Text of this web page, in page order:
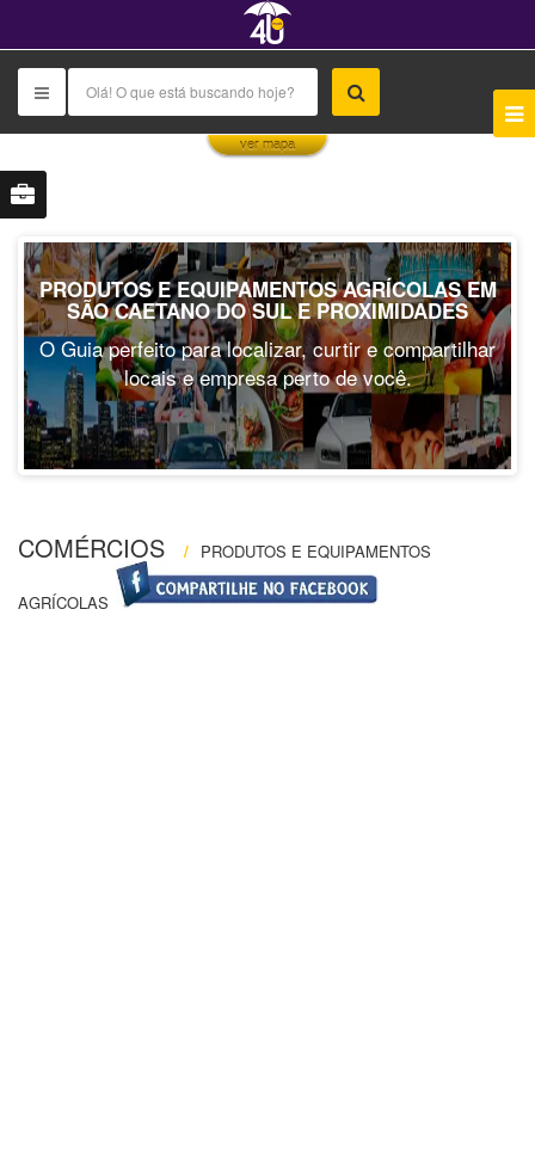
ver mapa
PRODUTOS E EQUIPAMENTOS AGRÍCOLAS EM
SÃO CAETANO DO SUL E PROXIMIDADES
O Guia perfeito para localizar, curtir e compartilhar
locais e empresa perto de você.
COMÉRCIOS / PRODUTOS E EQUIPAMENTOS
AGRÍCOLAS